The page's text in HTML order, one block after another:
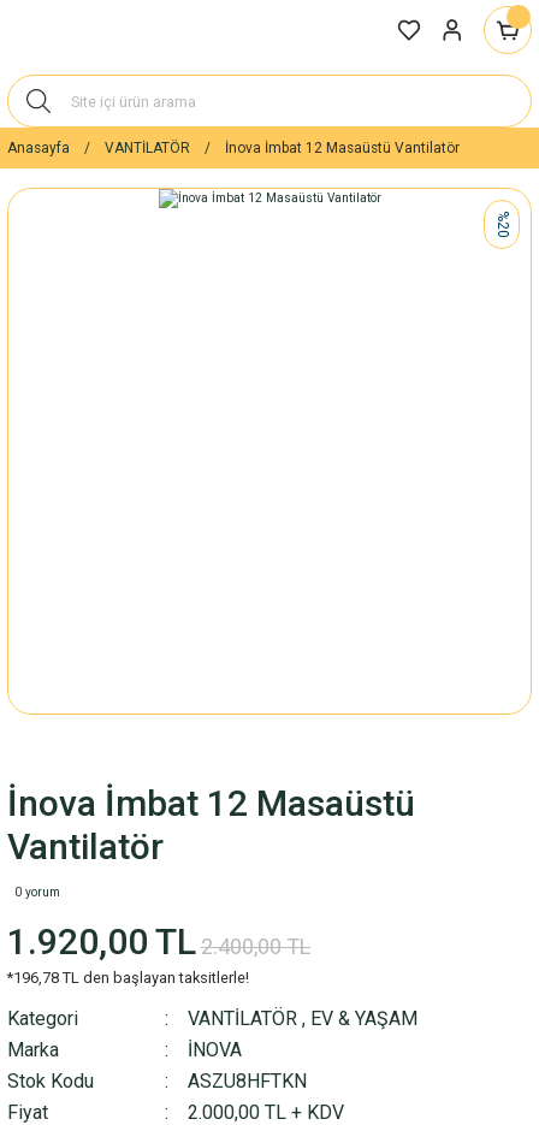
Anasayfa VANTİLATÖR İnova İmbat 12 Masaüstü Vantilatör
%20
İnova İmbat 12 Masaüstü
Vantilatör
0 yorum
1.920,00 TL2.400,00 TL
*196,78 TL den başlayan taksitlerle!
Kategori VANTİLATÖR , EV & YAŞAM
Marka
İNOVA
Stok Kodu
ASZU8HFTKN
Fiyat
2.000,00 TL + KDV